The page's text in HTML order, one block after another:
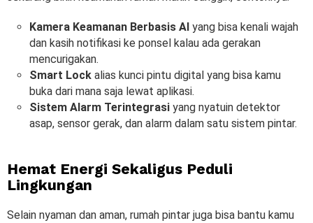
Kamera Keamanan Berbasis AI yang bisa kenali wajah
dan kasih notifikasi ke ponsel kalau ada gerakan
mencurigakan.
Smart Lock alias kunci pintu digital yang bisa kamu
buka dari mana saja lewat aplikasi.
Sistem Alarm Terintegrasi yang nyatuin detektor
asap, sensor gerak, dan alarm dalam satu sistem pintar.
Hemat Energi Sekaligus Peduli
Lingkungan
Selain nyaman dan aman, rumah pintar juga bisa bantu kamu